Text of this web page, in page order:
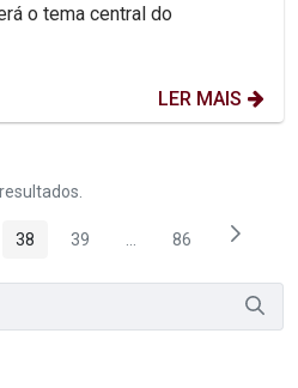
o tema central do
LER MAIS
Usar ABA para navegar.
Página
38 Página
39 PáginasPágina
86